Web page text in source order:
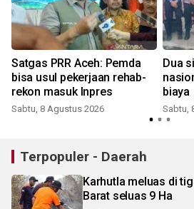
Satgas PRR Aceh: Pemda
bisa usul pekerjaan rehab-
rekon masuk Inpres
Sabtu, 8 Agustus 2026
Dua
biaya
Sabtu,
Terpopuler - Daerah
Karhutla meluas di
Barat seluas 9 Ha